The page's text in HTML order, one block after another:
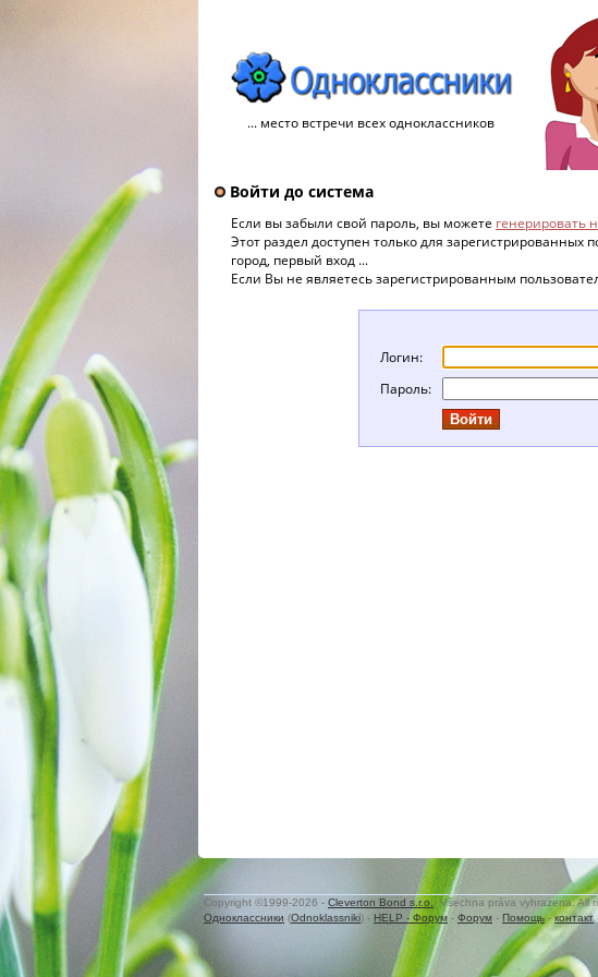
... место встречи всех одноклассников
Войти до система
Если вы забыли свой пароль, вы можете генерировать
Этот раздел доступен только для зарегистрированных
город, первый вход ...
Если Вы не являетесь зарегистрированным
Логин:
Пароль:
Copyright ©1999-2026 - Cleverton Bond s.r.o.
. Všechna práva vyhrazena. All
Одноклассники (Odnoklassniki) - HELP - Форум - Форум - Помощь-контакт